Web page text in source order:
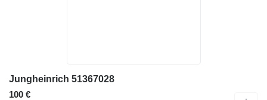
Jungheinrich 51367028
100 €